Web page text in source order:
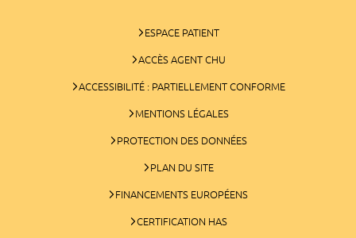
ESPACE PATIENT
ACCÈS AGENT CHU
ACCESSIBILITÉ : PARTIELLEMENT CONFORME
MENTIONS LÉGALES
PROTECTION DES DONNÉES
PLAN DU SITE
FINANCEMENTS EUROPÉENS
CERTIFICATION HAS